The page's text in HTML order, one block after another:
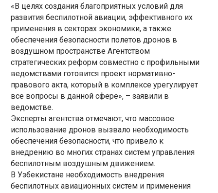
«В целях создания благоприятных условий для
развития беспилотной авиации, эффективного их
применения в секторах экономики, а также
обеспечения безопасности полетов дронов в
воздушном пространстве Агентством
стратегических реформ совместно с профильными
ведомствами готовится проект нормативно-
правового акта, который в комплексе урегулирует
все вопросы в данной сфере», – заявили в
ведомстве.
Эксперты агентства отмечают, что массовое
использование дронов вызвало необходимость
обеспечения безопасности, что привело к
внедрению во многих странах систем управления
беспилотным воздушным движением.
В Узбекистане необходимость внедрения
беспилотных авиационных систем и применения